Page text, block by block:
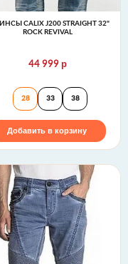
STRAIGHT Rock Revival
CALIX J200 STRAIGHT 32"
ROCK REVIVAL
44 999р
Джинсы CALIX
28 33 38
Добавить в корзину